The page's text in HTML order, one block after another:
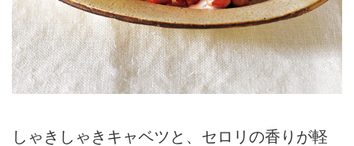
しゃきしゃきキャベツと、セロリの香りが軽